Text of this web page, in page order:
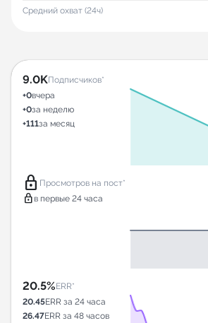
Средний охват (24ч)
9.0KПодписчиков*
+0вчера
+0за неделю
+111за месяц
lock Просмотров на пост*
lock в первые 24 часа
20.5%ERR*
20.45ERR за 24 часа
26.47ERR за 48 часов